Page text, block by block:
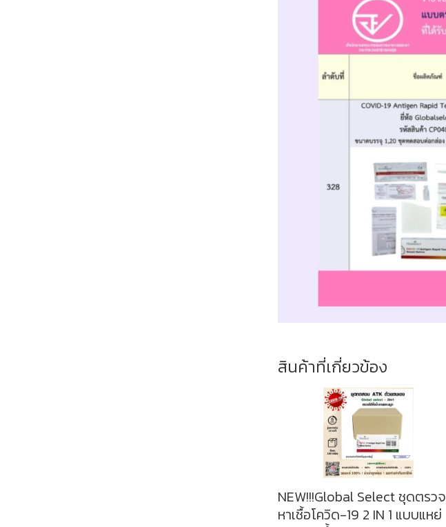
สินค้าที่เกี่ยวข้อง
NEW!!!Global Select ชุดตรวจ
หาเชื้อโควิด-19 2 IN 1 แบบแหย่